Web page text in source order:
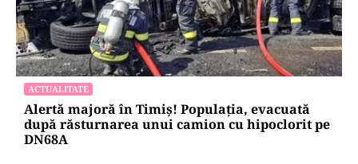
ACTUALITATE
Alertă majoră în Timiș! Populația, evacuată
după răsturnarea unui camion cu hipoclorit pe
DN68A